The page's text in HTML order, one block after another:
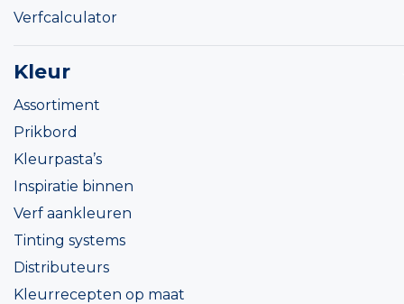
Verfcalculator
Kleur
Assortiment
Prikbord
Kleurpasta’s
Inspiratie binnen
Verf aankleuren
Tinting systems
Distributeurs
Kleurrecepten op maat